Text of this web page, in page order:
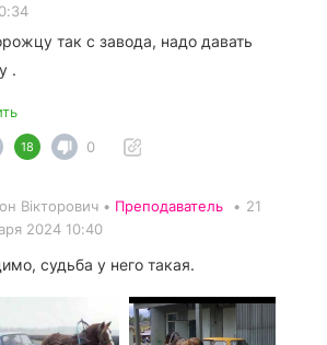
так с завода, надо давать
.
18 0
Вікторович • Преподаватель • 21
2024 10:40
судьба у него такая.